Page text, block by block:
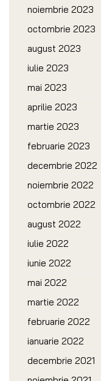
noiembrie 2023
octombrie 2023
august 2023
iulie 2023
mai 2023
aprilie 2023
martie 2023
februarie 2023
decembrie 2022
noiembrie 2022
octombrie 2022
august 2022
iulie 2022
iunie 2022
mai 2022
martie 2022
februarie 2022
ianuarie 2022
decembrie 2021